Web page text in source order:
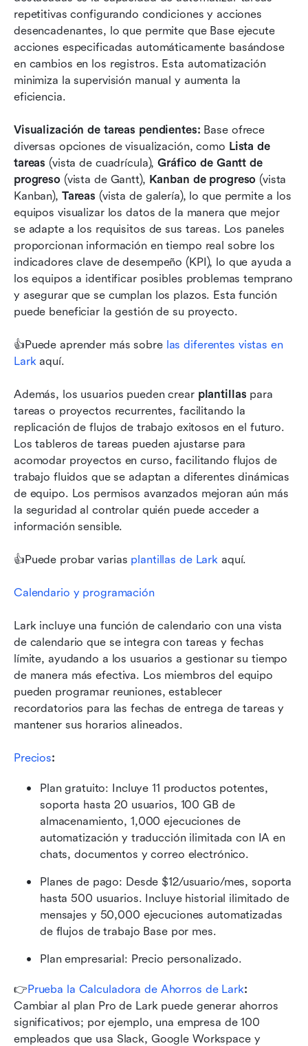
repetitivas configurando condiciones y acciones
desencadenantes, lo que permite que Base ejecute
acciones especificadas automáticamente basándose
en cambios en los registros. Esta automatización
minimiza la supervisión manual y aumenta la
eficiencia.
Visualización de tareas pendientes: Base ofrece
diversas opciones de visualización, como Lista de
tareas (vista de cuadrícula), Gráfico de Gantt de
progreso (vista de Gantt), Kanban de progreso (vista
Kanban), Tareas (vista de galería), lo que permite a los
equipos visualizar los datos de la manera que mejor
se adapte a los requisitos de sus tareas. Los paneles
proporcionan información en tiempo real sobre los
indicadores clave de desempeño (KPI), lo que ayuda a
los equipos a identificar posibles problemas temprano
y asegurar que se cumplan los plazos. Esta función
puede beneficiar la gestión de su proyecto.
👍Puede aprender más sobre las diferentes vistas en
Lark aquí.
Además, los usuarios pueden crear plantillas para
tareas o proyectos recurrentes, facilitando la
replicación de flujos de trabajo exitosos en el futuro.
Los tableros de tareas pueden ajustarse para
acomodar proyectos en curso, facilitando flujos de
trabajo fluidos que se adaptan a diferentes dinámicas
de equipo. Los permisos avanzados mejoran aún más
la seguridad al controlar quién puede acceder a
información sensible.
👍Puede probar varias plantillas de Lark aquí.
Calendario y programación
Lark incluye una función de calendario con una vista
de calendario que se integra con tareas y fechas
límite, ayudando a los usuarios a gestionar su tiempo
de manera más efectiva. Los miembros del equipo
pueden programar reuniones, establecer
recordatorios para las fechas de entrega de tareas y
mantener sus horarios alineados.
Precios:
Plan gratuito: Incluye 11 productos potentes,
soporta hasta 20 usuarios, 100 GB de
almacenamiento, 1,000 ejecuciones de
automatización y traducción ilimitada con IA en
chats, documentos y correo electrónico.
Planes de pago: Desde $12/usuario/mes, soporta
hasta 500 usuarios. Incluye historial ilimitado de
mensajes y 50,000 ejecuciones automatizadas
de flujos de trabajo Base por mes.
Plan empresarial: Precio personalizado.
👉Prueba la Calculadora de Ahorros de Lark
Cambiar al plan Pro de Lark puede generar ahorros
significativos; por ejemplo, una empresa de 100
empleados que usa Slack, Google Workspace y